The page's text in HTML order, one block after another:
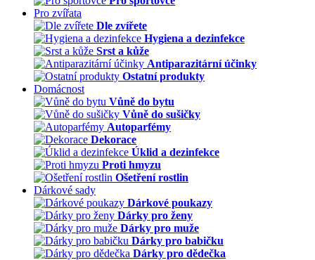
Pro zvířata
Dle zvířete
Hygiena a dezinfekce
Srst a kůže
Antiparazitární účinky
Ostatní produkty
Domácnost
Vůně do bytu
Vůně do sušičky
Autoparfémy
Dekorace
Úklid a dezinfekce
Proti hmyzu
Ošetření rostlin
Dárkové sady
Dárkové poukazy
Dárky pro ženy
Dárky pro muže
Dárky pro babičku
Dárky pro dědečka